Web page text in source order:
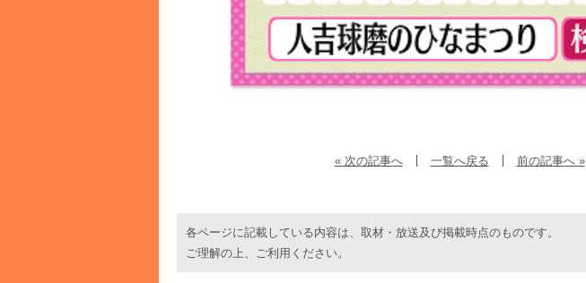
« 次の記事へ 一覧へ戻る 前の記事へ »
各ページに記載している内容は、取材・放送及び掲載時点のものです。
ご理解の上、ご利用ください。